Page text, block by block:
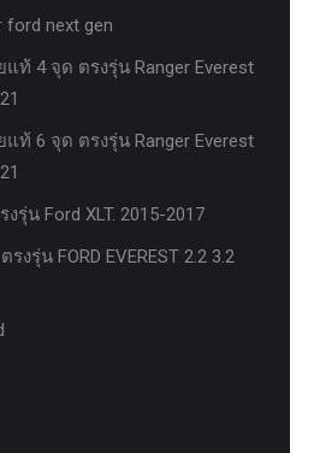
next gen
ท้ 4 จุด ตรงรุ่น Ranger Everest
ท้ 6 จุด ตรงรุ่น Ranger Everest
รุ่น Ford XLT. 2015-2017
งรุ่น FORD EVEREST 2.2 3.2